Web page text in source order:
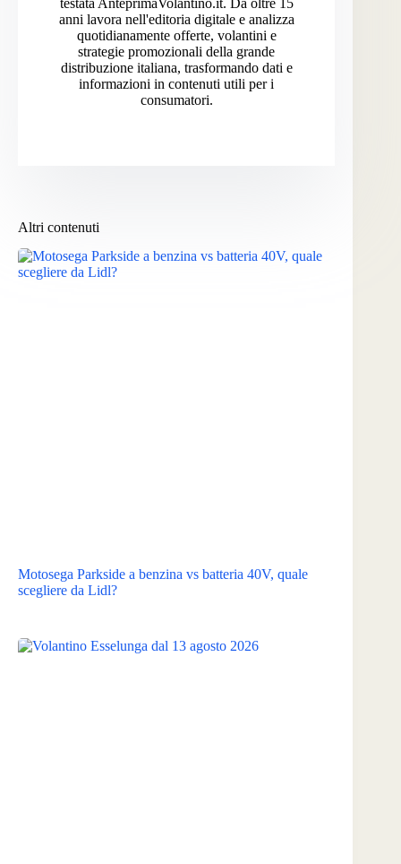
anni lavora nell'editoria digitale e analizza
quotidianamente offerte, volantini e
strategie promozionali della grande
distribuzione italiana, trasformando dati e
informazioni in contenuti utili per i
consumatori.
Altri contenuti
Motosega Parkside a benzina vs batteria 40V, quale
scegliere da Lidl?